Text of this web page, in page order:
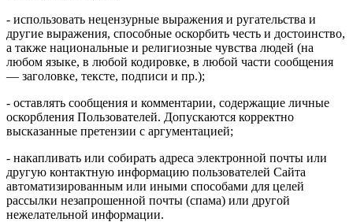
- использовать нецензурные выражения и ругательства и
другие выражения, способные оскорбить честь и достоинство,
а также национальные и религиозные чувства людей (на
любом языке, в любой кодировке, в любой части сообщения
— заголовке, тексте, подписи и пр.);
- оставлять сообщения и комментарии, содержащие личные
оскорбления Пользователей. Допускаются корректно
высказанные претензии с аргументацией;
- накапливать или собирать адреса электронной почты или
другую контактную информацию пользователей Сайта
автоматизированным или иными способами для целей
рассылки незапрошенной почты (спама) или другой
нежелательной информации.